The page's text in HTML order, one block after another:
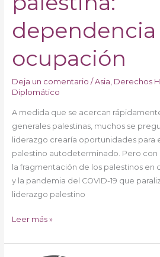
ocupación
Deja un comentario / Asia, Derechos
Diplomático
A medida que se acercan
generales palestinas, muchos se
liderazgo crearía oportunidades
palestino autodeterminado. Pero con
la fragmentación de los palestinos en
y la pandemia del COVID-19 que
liderazgo palestino
Leer más »